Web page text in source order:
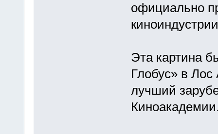
официально
Эта картина
Глобус» в Лос
лучший